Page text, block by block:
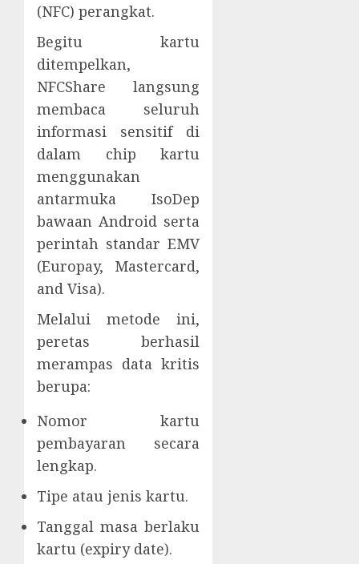
(NFC) perangkat.
Begitu kartu
ditempelkan,
NFCShare langsung
membaca seluruh
informasi sensitif di
dalam chip kartu
menggunakan
antarmuka IsoDep
bawaan Android serta
perintah standar EMV
(Europay, Mastercard,
and Visa).
Melalui metode ini,
peretas berhasil
merampas data kritis
berupa:
Nomor kartu
pembayaran secara
lengkap.
Tipe atau jenis kartu.
Tanggal masa berlaku
kartu (expiry date).